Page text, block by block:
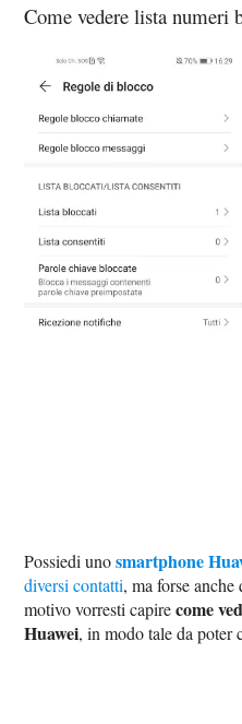
Come vedere lista numeri
Possiedi unosmartphone
diversi contatti, ma forse
motivo vorresti capirecome
Huawei, in modo tale da poter